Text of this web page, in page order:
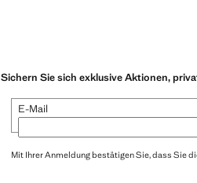
Sichern Sie sich exklusive Aktionen,
E-Mail
Mit Ihrer Anmeldung bestätigen Sie, dass Sie